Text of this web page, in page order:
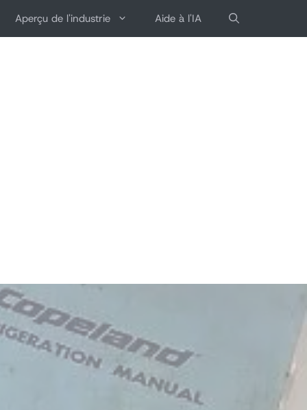
Aperçu de l'industrie Aide à l'IA